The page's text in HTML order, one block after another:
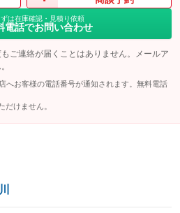
ずは在庫確認・見積り依頼
電話でお問い合わせ
ご連絡が届くことはありません。メールア
へお客様の電話番号が通知されます。無料電話
だけません。